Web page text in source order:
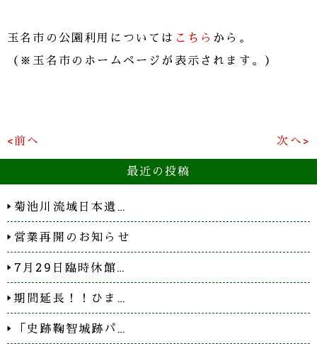
玉名市の公園利用については こちら から。
（※玉名市のホームページが表示されます。）
<前へ 次へ>
最近の投稿
菊池川流域日本遺…
営業再開のお知らせ
7月29日臨時休館…
期間延長！！ひま…
「史跡鞠智城跡パ…